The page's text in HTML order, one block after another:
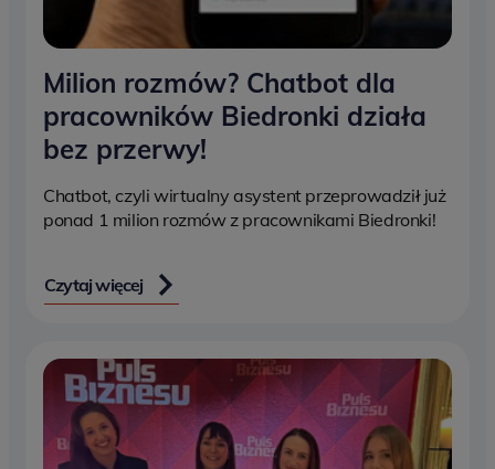
Milion rozmów? Chatbot dla
pracowników Biedronki działa
bez przerwy!
Chatbot, czyli wirtualny asystent przeprowadził już
ponad 1 milion rozmów z pracownikami Biedronki!
Czytaj więcej